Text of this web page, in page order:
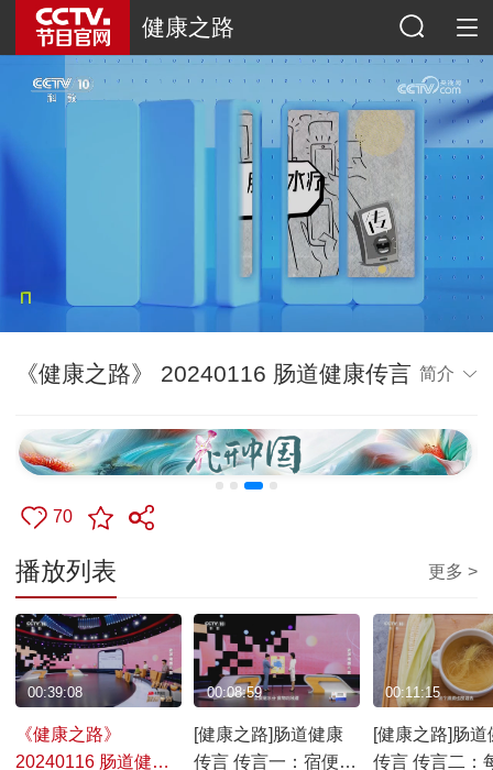
健康之路
《健康之路》 20240116 肠道健康传言 简介
70
播放列表 更多 >
《健康之路》
20240116 肠道健康
00:39:08
[健康之路]肠道健康
传言 传言一：宿便不
00:08:59
[健康之路]肠道
传言 传言二：
00:11:15